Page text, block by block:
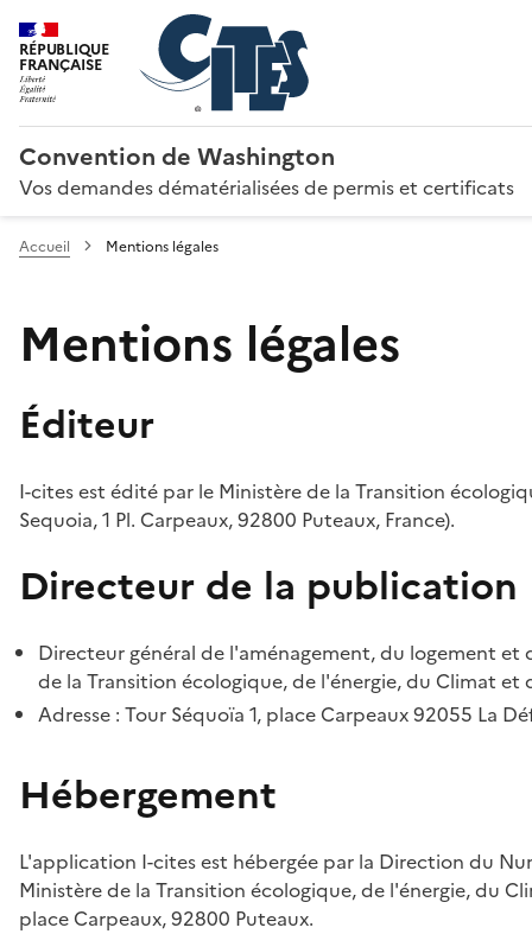
RÉPUBLIQUE
FRANÇAISE
Convention de Washington
Vos demandes dématérialisées de permis et certificats
Accueil Mentions légales
Mentions légales
Éditeur
I-cites est édité par le Ministère de la Transition
Sequoia, 1 Pl. Carpeaux, 92800 Puteaux, France).
Directeur de la publication
Directeur général de l'aménagement, du logement
de la Transition écologique, de l'énergie, du Climat et
Adresse : Tour Séquoïa 1, place Carpeaux 92055 La
Hébergement
L'application I-cites est hébergée par la Direction du
Ministère de la Transition écologique, de l'énergie, du
place Carpeaux, 92800 Puteaux.